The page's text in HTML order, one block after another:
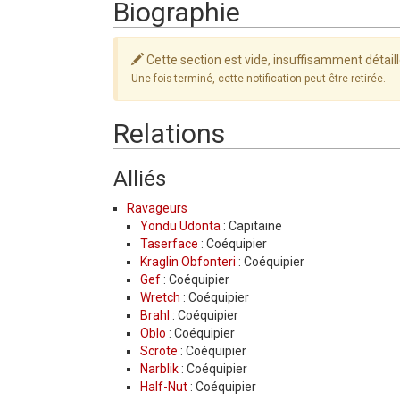
Biographie
Cette section est vide, insuffisamment
Une fois terminé, cette notification peut être retirée.
Relations
Alliés
Ravageurs
Yondu Udonta : Capitaine
Taserface : Coéquipier
Kraglin Obfonteri : Coéquipier
Gef : Coéquipier
Wretch : Coéquipier
Brahl : Coéquipier
Oblo : Coéquipier
Scrote : Coéquipier
Narblik : Coéquipier
Half-Nut : Coéquipier